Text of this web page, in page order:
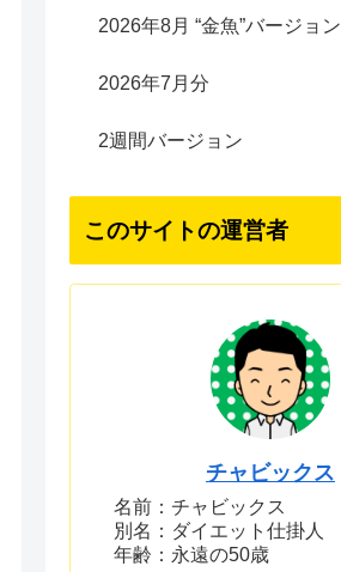
2026年8月 “金魚”バージョン
2026年7月分
2週間バージョン
このサイトの運営者
チャビックス
名前：チャビックス
別名：ダイエット仕掛人
年齢：永遠の50歳